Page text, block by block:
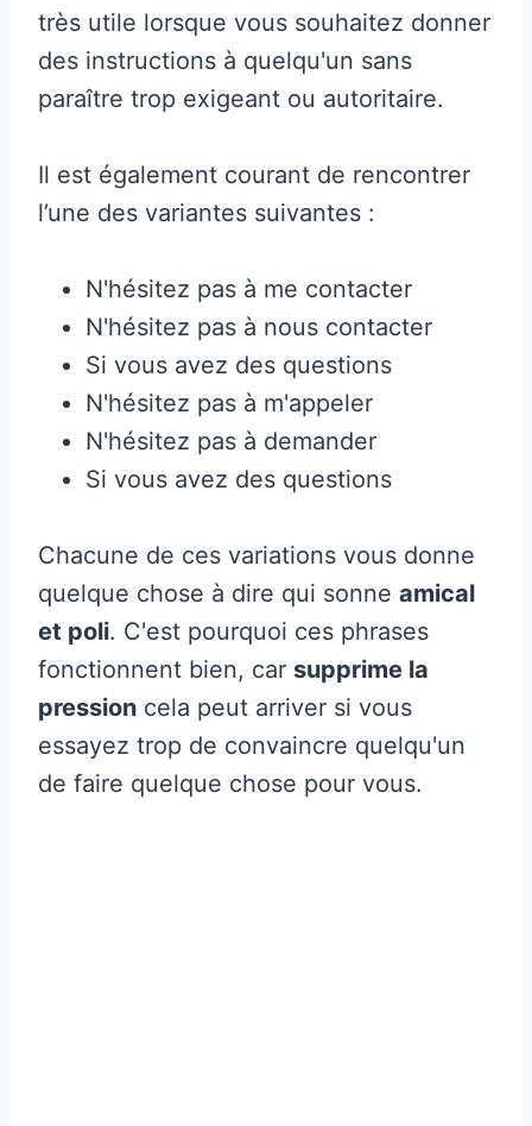
très utile lorsque vous souhaitez donner
des instructions à quelqu'un sans
paraître trop exigeant ou autoritaire.
Il est également courant de rencontrer
l’une des variantes suivantes :
N'hésitez pas à me contacter
N'hésitez pas à nous contacter
Si vous avez des questions
N'hésitez pas à m'appeler
N'hésitez pas à demander
Si vous avez des questions
Chacune de ces variations vous donne
quelque chose à dire qui sonne amical
et poli. C'est pourquoi ces phrases
fonctionnent bien, car supprime la
pression cela peut arriver si vous
essayez trop de convaincre quelqu'un
de faire quelque chose pour vous.